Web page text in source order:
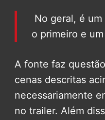
No geral, é
o primeiro e
A fonte faz
cenas descritas
necessariamente
no trailer. Além